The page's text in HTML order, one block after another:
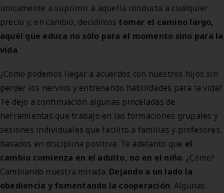
únicamente a suprimir a aquella conducta a cualquier
precio y, en cambio, decidimos tomar el camino largo,
aquél que educa no sólo para el momento sino para la
vida.
¿Cómo podemos llegar a acuerdos con nuestros hijos sin
perder los nervios y entrenando habilidades para la vida?
Te dejo a continuación algunas pinceladas de
herramientas que trabajo en las formaciones grupales y
sesiones individuales que facilito a familias y profesores,
basados ​​en disciplina positiva. Te adelanto que el
cambio comienza en el adulto, no en el niño. ¿Cómo?
Cambiando nuestra mirada. Dejando a un lado la
obediencia y fomentando la cooperación. Algunas